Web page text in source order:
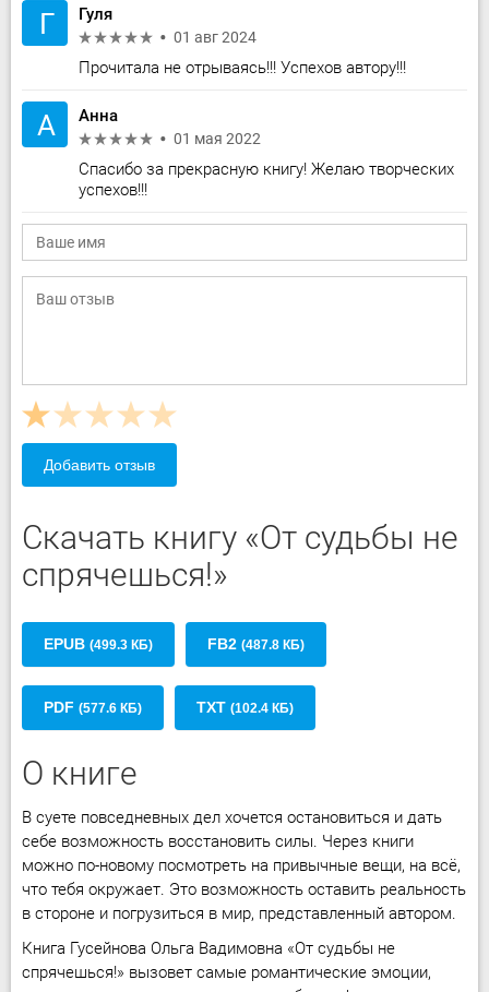
Г Гуля
01 авг 2024
Прочитала не отрываясь!!! Успехов автору!!!
А Анна
01 мая 2022
Спасибо за прекрасную книгу! Желаю творческих
успехов!!!
Добавить отзыв
Скачать книгу «От судьбы не
спрячешься!»
EPUB (499.3 КБ) FB2 (487.8 КБ)
PDF (577.6 КБ) TXT (102.4 КБ)
О книге
В суете повседневных дел хочется остановиться и дать
себе возможность восстановить силы. Через книги
можно по-новому посмотреть на привычные вещи, на всё,
что тебя окружает. Это возможность оставить реальность
в стороне и погрузиться в мир, представленный автором.
Книга Гусейнова Ольга Вадимовна «От судьбы не
спрячешься!» вызовет самые романтические эмоции,